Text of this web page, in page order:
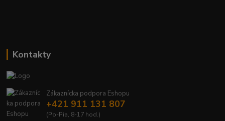
Kontakty
Zákaznícka podpora Eshopu
+421 911 131 807
(Po-Pia, 8-17 hod.)